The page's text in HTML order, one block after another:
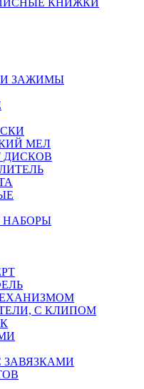
КНИЖКИ
И ЗАЖИМЫ
МЕЛ
ДИСКОВ
С КЛИПОМ
ЗАВЯЗКАМИ